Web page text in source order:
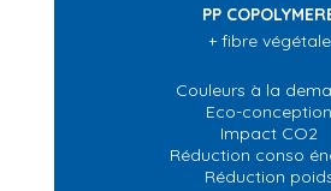
PP
+ fibre végétale
Couleurs à la
Eco-conception
Impact CO2
Réduction conso
Réduction